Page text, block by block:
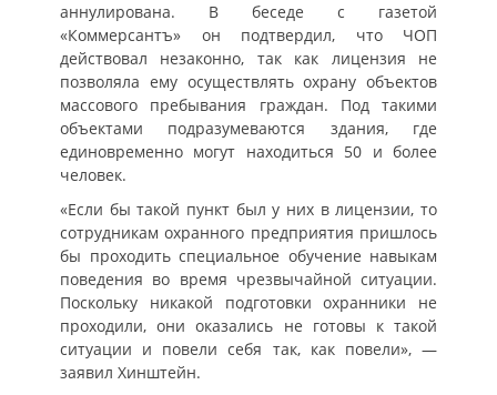
аннулирована. В беседе с газетой
«Коммерсантъ» он подтвердил, что ЧОП
действовал незаконно, так как лицензия не
позволяла ему осуществлять охрану объектов
массового пребывания граждан. Под такими
объектами подразумеваются здания, где
единовременно могут находиться 50 и более
человек.
«Если бы такой пункт был у них в лицензии, то
сотрудникам охранного предприятия пришлось
бы проходить специальное обучение навыкам
поведения во время чрезвычайной ситуации.
Поскольку никакой подготовки охранники не
проходили, они оказались не готовы к такой
ситуации и повели себя так, как повели», —
заявил Хинштейн.